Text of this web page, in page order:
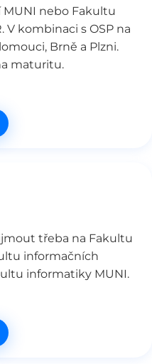
nebo Fakultu
V kombinaci s OSP na
Brně a Plzni.
maturitu.
třeba na Fakultu
informačních
informatiky MUNI.